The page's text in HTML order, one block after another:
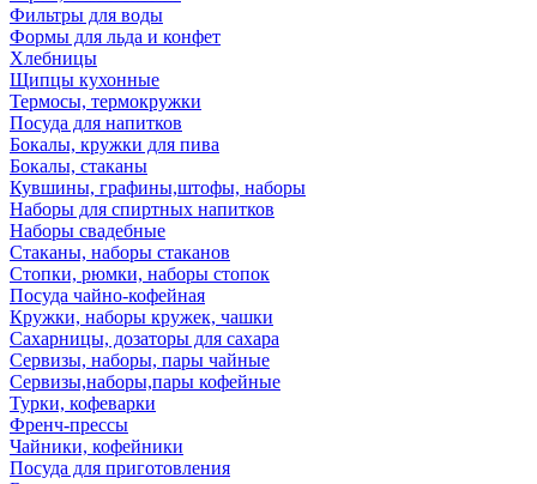
Фильтры для воды
Формы для льда и конфет
Хлебницы
Щипцы кухонные
Термосы, термокружки
Посуда для напитков
Бокалы, кружки для пива
Бокалы, стаканы
Кувшины, графины,штофы, наборы
Наборы для спиртных напитков
Наборы свадебные
Стаканы, наборы стаканов
Стопки, рюмки, наборы стопок
Посуда чайно-кофейная
Кружки, наборы кружек, чашки
Сахарницы, дозаторы для сахара
Сервизы, наборы, пары чайные
Сервизы,наборы,пары кофейные
Турки, кофеварки
Френч-прессы
Чайники, кофейники
Посуда для приготовления